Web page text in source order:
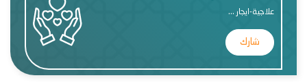
علاجية-ايجار ...
شارك